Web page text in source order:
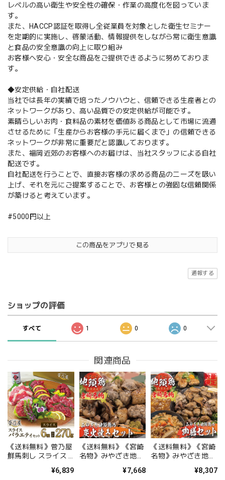
レベルの高い衛生や安全性の確保・作業の高度化を図っていま
す。
また、HACCP認証を取得し全従業員を対象とした衛生セミナー
を定期的に実施し、啓蒙活動、情報提供をしながら常に衛生意識
と食品の安全意識の向上に取り組み
お客様へ安心・安全な商品をご提供できるように努めておりま
す。
◆安定供給・自社配送
当社では長年の実績で培ったノウハウと、信頼できる生産者との
ネットワークがあり、高い品質での安定供給が可能です。
素晴らしいお肉・食料品の素材を価値ある商品として市場に流通
させるために「生産からお客様の手元に届くまで」の信頼できる
ネットワークが非常に重要だと認識しております。
また、福岡近郊のお客様へのお届けは、当社スタッフによる自社
配送です。
自社配送を行うことで、直接お客様の求める商品のニーズを吸い
上げ、それを元にご提案することで、お客様との強固な信頼関係
が築けると考えています。
#5000円以上
この商品をアプリで見る
通報する
ショップの評価
すべて 1 0 0
関連商品
《送料無料》菅乃屋
鮮馬刺し スライス 6
¥6,839
《送料無料》《宮崎
名物》みやざき地頭
¥7,668
《送料無料》《宮崎
名物》みやざき地頭
¥8,307